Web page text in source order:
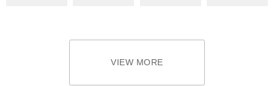
VIEW MORE